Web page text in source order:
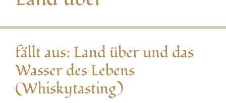
fällt aus: Land über und das
Wasser des Lebens
(Whiskytasting)